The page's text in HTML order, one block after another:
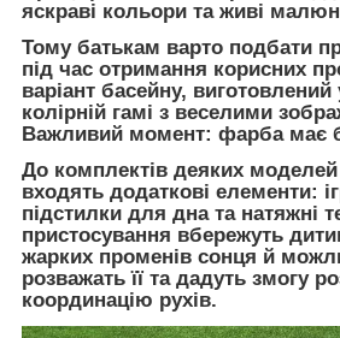
яскраві кольори та живі
Тому батькам варто подбати
під час отримання корисних
варіант басейну, виготовлений
колірній гамі з веселими
Важливий момент: фарба має
До комплектів деяких моделей
входять додаткові елементи:
підстилки для дна та натяжні
пристосування вбережуть
жарких променів сонця й
розважать її та дадуть змогу
координацію рухів.